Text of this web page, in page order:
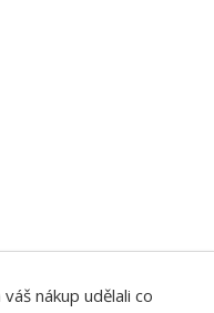
nákup udělali co